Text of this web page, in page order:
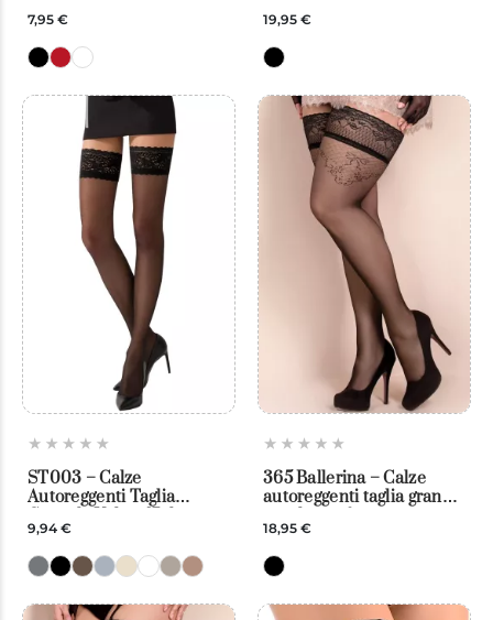
7,95 € 19,95 €
ST003 – Calze
Autoreggenti Taglia
Passion
9,94 €
365 Ballerina – Calze
autoreggenti taglia grande
18,95 €